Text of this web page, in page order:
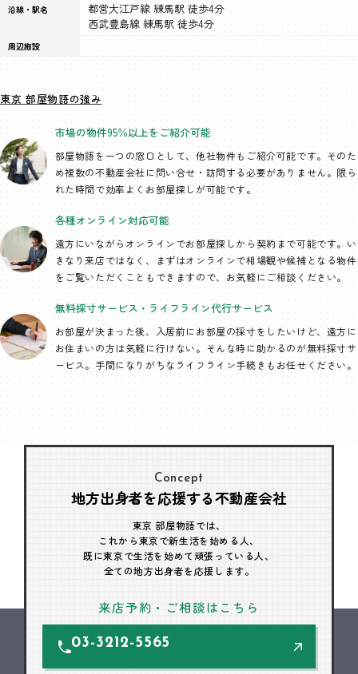
沿線・駅名
都営大江戸線 練馬駅 徒歩4分
西武豊島線 練馬駅 徒歩4分
周辺施設
東京 部屋物語の強み
市場の物件95％以上を ご紹介可能
部屋物語を一つの窓口として、他社物件もご紹介可能です。そのた
め複数の不動産会社に問い合せ・訪問する必要がありません。限ら
れた時間で効率よくお部屋探しが可能です。
各種オンライン対応可能
遠方にいながらオンラインでお部屋探しから契約まで可能です。い
きなり来店ではなく、まずはオンラインで相場観や候補となる物件
をご覧いただくこともできますので、お気軽にご相談ください。
無料採寸サービス・ ライフライン代行サービス
お部屋が決まった後、入居前にお部屋の採寸をしたいけど、遠方に
お住まいの方は気軽に行けない。そんな時に助かるのが無料採寸サ
ービス。手間になりがちなライフライン手続きもお任せください。
Concept
地方出身者を応援する不動産会社
東京 部屋物語では、
これから東京で新生活を始める人、
既に東京で生活を始めて頑張っている人、
全ての地方出身者を応援します。
来店予約・ご相談はこちら
03-3212-5565